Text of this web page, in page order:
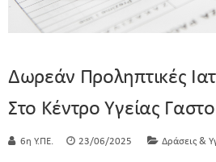
Δωρεάν Προληπτικές
Στο Κέντρο Υγείας
6η Υ.ΠΕ. 23/06/2025 Δράσεις &